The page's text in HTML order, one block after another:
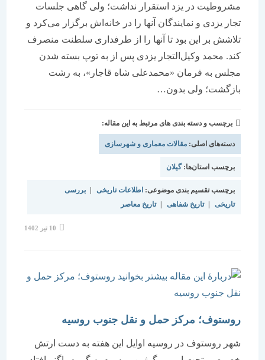
مشروطیت در یزد استقرار نداشت؛ ولی گاهی جلسات
تجار یزدی‌ و نمایندگان آنها را در خانه‌اش برگزار می‌کرد و
تلاشش بر این بود تا آنها را از طرفداری سلطنت منصرف
کند. محمد وکیل‌التجار یزدی پس از به توپ بسته شدن
مجلس به فرمان «محمدعلی شاه قاجار»، به رشت
بازگشت؛ ولی بدون…
برچسب و دسته بندی های مرتبط به این مقاله:
دسته‌های اصلی:مقالات معماری و شهرسازی
برچسب استان‌ها:گیلان
برچسب تقسیم بندی موضوعی:اطلاعات تاریخی | بررسی
| تاریخ شفاهی | تاریخ معاصر
روستوف؛ مرکز حمل و نقل جنوب روسیه
شهر روستوف در روسیه اوایل این هفته به دست ارتش